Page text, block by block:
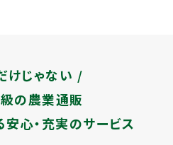
けじゃない /
の農業通販
安心・充実のサービス